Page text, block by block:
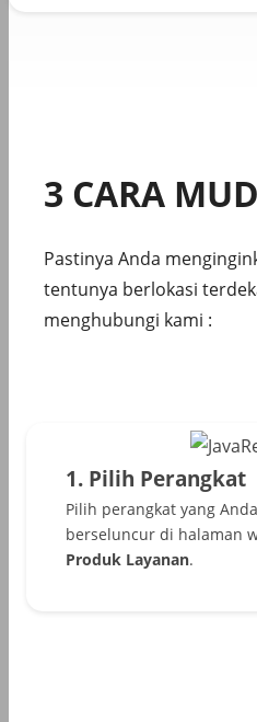
3 CARA
Pastinya Anda
tentunya berlokasi
menghubungi kami :
1. Pilih Perangkat
Pilih perangkat yang
berseluncur di halaman
Produk Layanan.